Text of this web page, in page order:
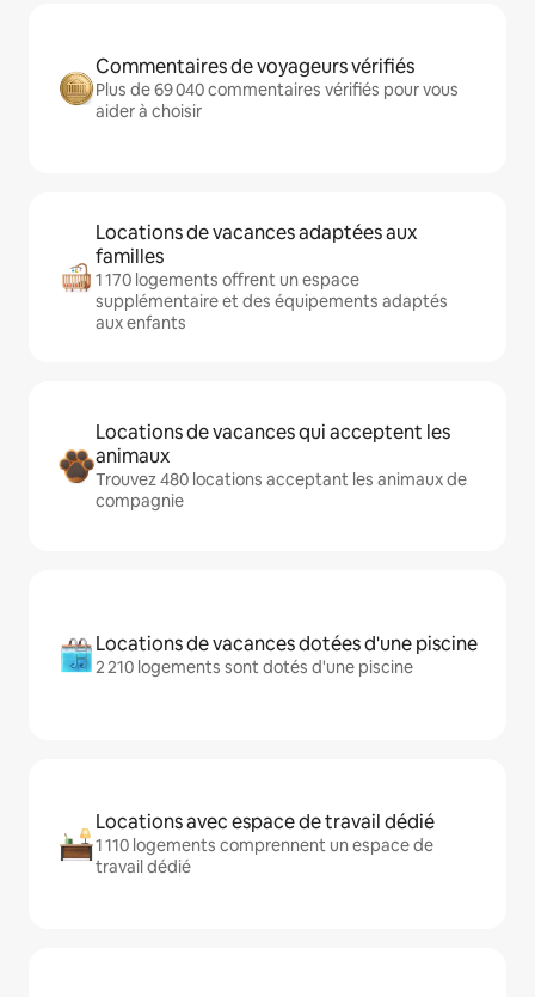
Commentaires de voyageurs vérifiés
Plus de 69 040 commentaires vérifiés pour vous
aider à choisir
Locations de vacances adaptées aux
familles
1 170 logements offrent un espace
supplémentaire et des équipements adaptés
aux enfants
Locations de vacances qui acceptent les
animaux
Trouvez 480 locations acceptant les animaux de
compagnie
Locations de vacances dotées d'une piscine
2 210 logements sont dotés d'une piscine
Locations avec espace de travail dédié
1 110 logements comprennent un espace de
travail dédié